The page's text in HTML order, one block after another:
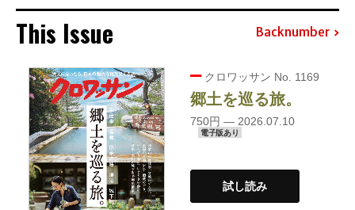
This Issue Backnumber
クロワッサン No. 1169
郷土を巡る旅。
750円 — 2026.07.10
電子版あり
試し読み